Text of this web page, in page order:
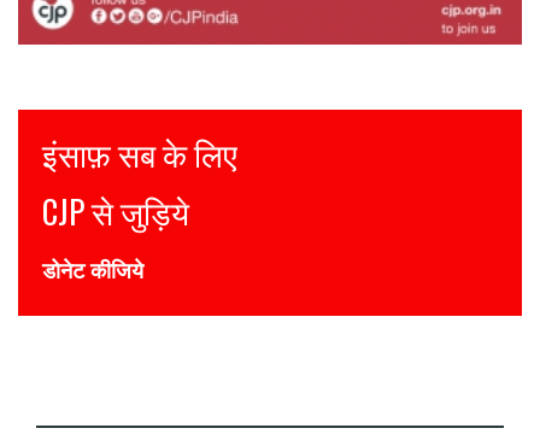
इंसाफ़ सब के लिए
CJP से जुड़िये
डोनेट कीजिये